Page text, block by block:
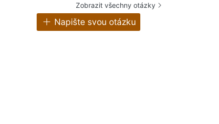
Zobrazit všechny otázky
Napište svou otázku